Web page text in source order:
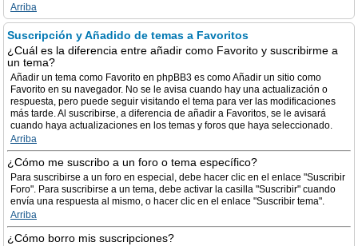
Arriba
Suscripción y Añadido de temas a Favoritos
¿Cuál es la diferencia entre añadir como Favorito y suscribirme a
un tema?
Añadir un tema como Favorito en phpBB3 es como Añadir un sitio como
Favorito en su navegador. No se le avisa cuando hay una actualización o
respuesta, pero puede seguir visitando el tema para ver las modificaciones
más tarde. Al suscribirse, a diferencia de añadir a Favoritos, se le avisará
cuando haya actualizaciones en los temas y foros que haya seleccionado.
Arriba
¿Cómo me suscribo a un foro o tema específico?
Para suscribirse a un foro en especial, debe hacer clic en el enlace "Suscribir
Foro". Para suscribirse a un tema, debe activar la casilla "Suscribir" cuando
envía una respuesta al mismo, o hacer clic en el enlace "Suscribir tema".
Arriba
¿Cómo borro mis suscripciones?